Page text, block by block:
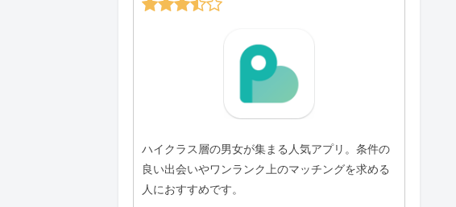
ハイクラス層の男女が集まる人気アプリ。条件の
良い出会いやワンランク上のマッチングを求める
人におすすめです。